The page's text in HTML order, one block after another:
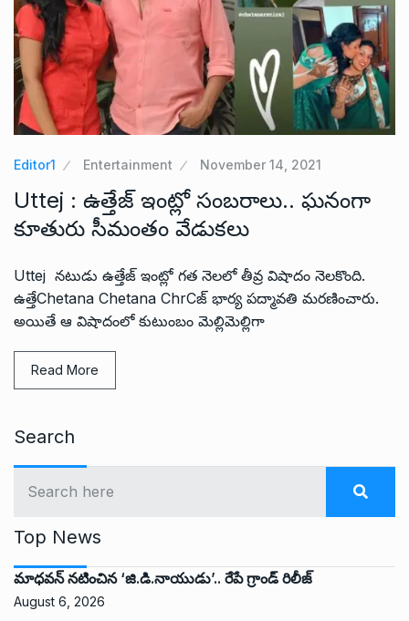
Editor1 Entertainment November 14, 2021
Uttej : ఉత్తేజ్ ఇంట్లో సంబరాలు.. ఘనంగా
కూతురు సీమంతం వేడుకలు
Uttej నటుడు ఉత్తేజ్ ఇంట్లో గత నెలలో తీవ్ర విషాదం నెలకొంది.
ఉత్తేChetana Chetana ChrCజ్ భార్య పద్మావతి మరణించారు.
అయితే ఆ విషాదంలో కుటుంబం మెల్లిమెల్లిగా
Read More
Search
Top News
మాధవన్ నటించిన ‘జి.డి.నాయుడు’.. రేపే గ్రాండ్ రిలీజ్
August 6, 2026